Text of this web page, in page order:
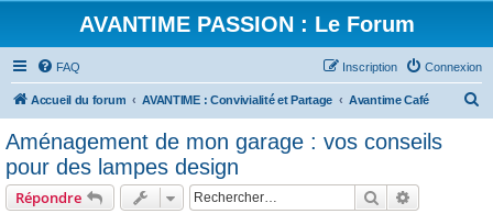
AVANTIME PASSION : Le Forum
FAQ Connexion
Inscription
Accueil du forum AVANTIME : Convivialité et Partage Avantime Café
Aménagement de mon garage : vos conseils
pour des lampes design
Répondre Rechercher